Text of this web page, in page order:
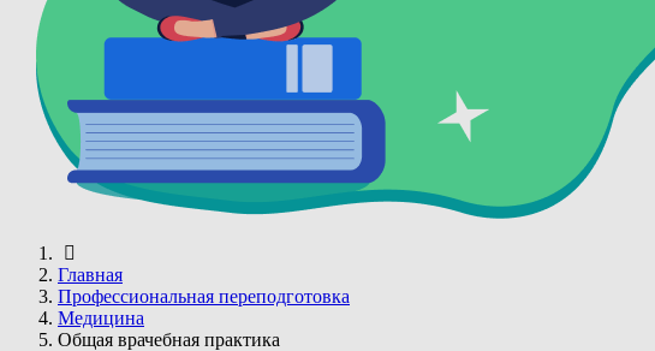
Главная
Профессиональная переподготовка
Медицина
Общая врачебная практика